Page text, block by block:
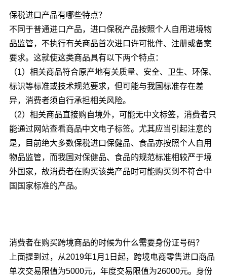
保税进口产品有哪些特点？
不同于普通进口产品，进口保税产品按照个人自用进境物
品监管，不执行有关商品首次进口许可批件、注册或备案
要求。这就使这类商品具有以下两个特点：
（1）相关商品符合原产地有关质量、安全、卫生、环保、
标识等标准或技术规范要求，但可能与我国标准存在差
异，消费者须自行承担相关风险。
（2）相关商品直接购自境外，可能无中文标签，消费者只
能通过网站查看商品中文电子标签。尤其应当引起注意的
是，目前绝大多数保税进口保健品、食品亦按照个人自用
物品监管，而我国对保健品、食品的规范标准相较严于境
外国家，故消费者在购买该类产品时可能购买到不符合中
国国家标准的产品。
消费者在购买跨境商品的时候为什么需要身份证号码？
上面提到过，从2019年1月1日起，跨境电商零售进口商品
单次交易限值为5000元，年度交易限值为26000元。身份